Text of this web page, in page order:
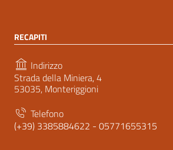
RECAPITI
Indirizzo
Strada della Miniera, 4
53035, Monteriggioni
Telefono
(+39) 3385884622 - 05771655315